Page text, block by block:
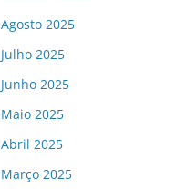
Agosto 2025
Julho 2025
Junho 2025
Maio 2025
Abril 2025
Março 2025